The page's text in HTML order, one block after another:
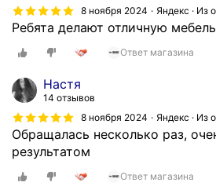
8 ноября 2024
Яндекс · Из
Ребята делают отличную
Ответ магазина
Настя
14 отзывов
8 ноября 2024
Яндекс · Из
Обращалась несколько раз,
результатом
Ответ магазина